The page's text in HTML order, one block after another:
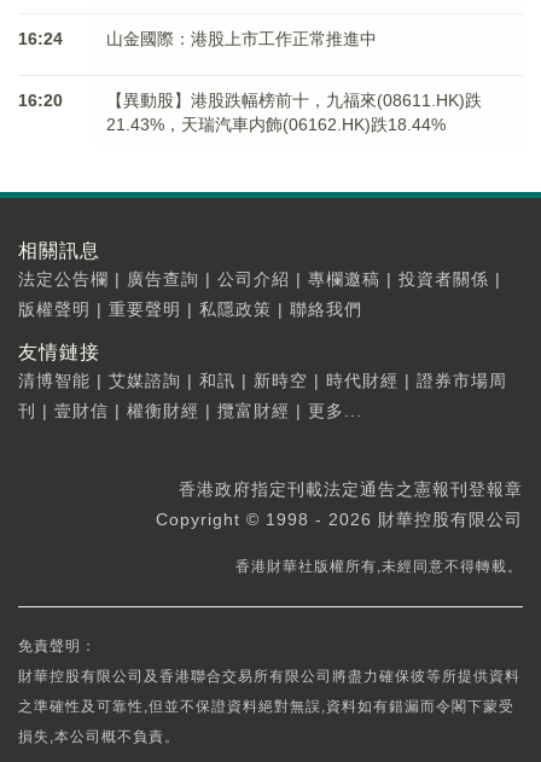
16:24 山金國際：港股上市工作正常推進中
16:20
【異動股】港股跌幅榜前十，九福來(08611.HK)跌
21.43%，天瑞汽車内飾(06162.HK)跌18.44%
相關訊息
法定公告欄 | 廣告查詢 | 公司介紹 | 專欄邀稿 | 投資者關係 |
版權聲明 | 重要聲明 | 私隱政策 | 聯絡我們
友情鏈接
清博智能 | 艾媒諮詢 | 和訊 | 新時空 | 時代財經 | 證券市場周
刊
| 壹財信 | 權衡財經 | 攬富財經 | 更多...
香港政府指定刊載法定通告之憲報刊登報章
Copyright © 1998 - 2026 財華控股有限公司
香港財華社版權所有,未經同意不得轉載。
免責聲明：
財華控股有限公司及香港聯合交易所有限公司將盡力確保彼等所提供資料
之準確性及可靠性,但並不保證資料絕對無誤,資料如有錯漏而令閣下蒙受
損失,本公司概不負責。